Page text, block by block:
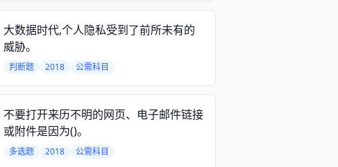
大数据时代,个人隐私受到了前所未有的
威胁。
判断题 2018 公需科目
不要打开来历不明的网页、电子邮件链接
或附件是因为()。
多选题 2018 公需科目